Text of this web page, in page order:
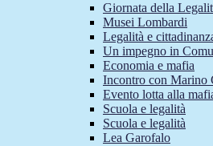
Giornata della
Musei Lombardi
Legalità e
Un impegno in
Economia e mafia
Incontro con Marino
Evento lotta alla
Scuola e legalità
Scuola e legalità
Lea Garofalo